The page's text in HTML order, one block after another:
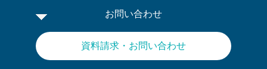
お問い合わせ
資料請求・お問い合わせ